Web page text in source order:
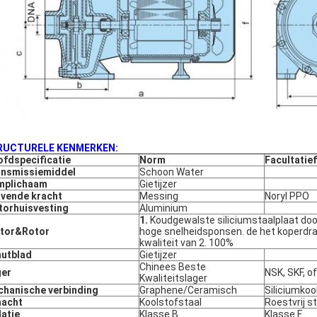
KENMERKEN:
Norm
Facultatief
Schoon Water
Gietijzer
kracht
Messing
Noryl PPO
Aluminium
1. Koudgewalste siliciumstaalplaat
hoge snelheidsponsen. de het
kwaliteit van 2. 100%
Gietijzer
Chinees Beste
Kwaliteitslager
NSK, SKF,
verbinding
Graphene/Ceramisch
Koolstofstaal
Roestvrij
Klasse B Klasse F